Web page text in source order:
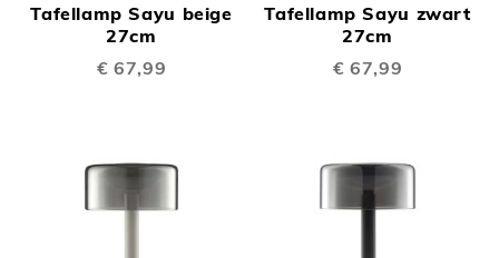
Tafellamp Sayu beige
27cm
€ 67,99
Tafellamp Sayu zwart
27cm
€ 67,99